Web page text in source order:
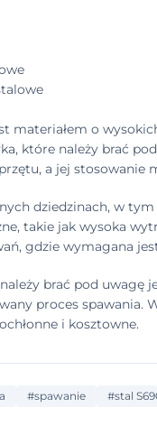
materiałem o
które należy brać
a jej stosowanie
dziedzinach, w
takie jak wysoka
gdzie wymagana
brać pod uwagę
proces spawania.
i kosztowne.
#spawanie #stal